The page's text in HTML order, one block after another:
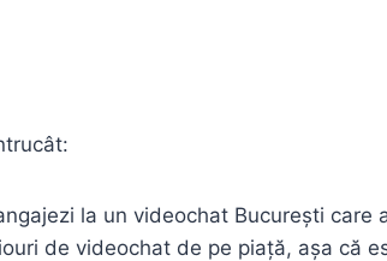
la un videochat București care
de videochat de pe piață, așa că